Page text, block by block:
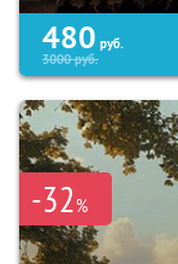
480 руб.
3000руб.
-32%